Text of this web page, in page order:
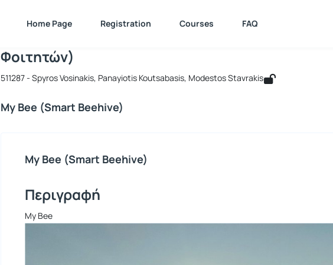
Home Page Registration Courses FAQ
Course : DPSD - Στούντιο 7α: Σχεδίαση
Course code : 511287
Φοιτητών)
511287 - Spyros Vosinakis, Panayiotis Koutsabasis, Modestos Stavrakis
My Bee (Smart Beehive)
My Bee (Smart Beehive)
Περιγραφή
My Bee